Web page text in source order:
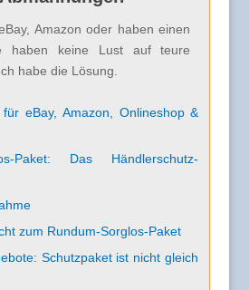
Amazon oder haben einen
haben keine Lust auf teure
habe die Lösung.
für eBay, Amazon, Onlineshop &
Paket: Das Händlerschutz-
zum Rundum-Sorglos-Paket
Schutzpaket ist nicht gleich